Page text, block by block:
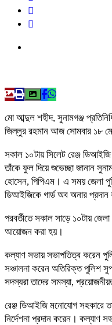
মো আব্দুল শহীদ, সুনামগঞ্জ
জিল্লুর রহমান আজ সোমবার ১৮
সকাল ১০টায় সিলেট রেঞ্জ
তাঁকে ফুল দিয়ে শুভেচ্ছা জানান
হোসেন, পিপিএম। এ সময় জেলা
ডিআইজিকে গার্ড অব অনার প্রদান
পরবর্তীতে সকাল সাড়ে ১০টায়
আয়োজন করা হয়।
কল্যাণ সভায় সভাপতিত্ব করেন
সঞ্চালনা করেন অতিরিক্ত পুলিশ
সদস্যরা তাদের সমস্যা,
রেঞ্জ ডিআইজি মনোযোগ সহকারে
নির্দেশনা প্রদান করেন। কল্যাণ